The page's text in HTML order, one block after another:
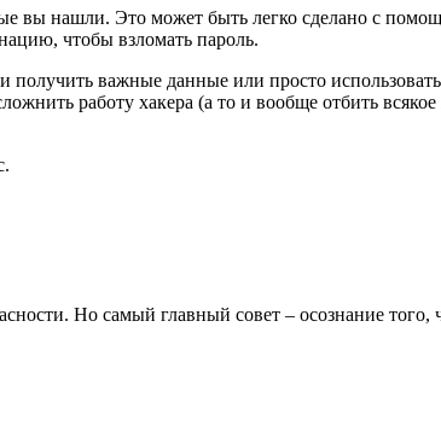
вы нашли. Это может быть легко сделано с
чтобы взломать пароль.
важные данные или просто
работу хакера (а то и вообще отбить
Но самый главный совет – осознание